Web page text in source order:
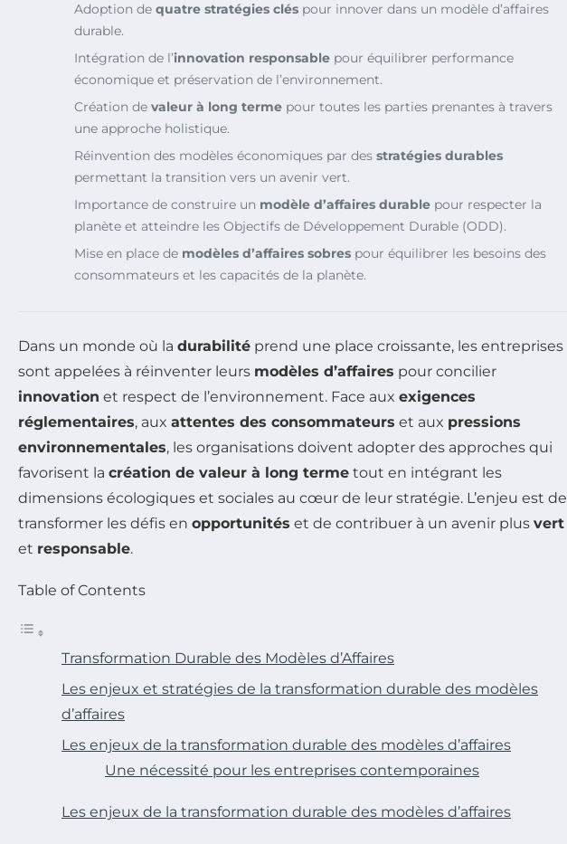
Adoption de quatre stratégies clés pour innover dans un modèle d’affaires
durable.
Intégration de l’innovation responsable pour équilibrer performance
économique et préservation de l’environnement.
Création de valeur à long terme pour toutes les parties prenantes à travers
une approche holistique.
Réinvention des modèles économiques par des stratégies durables
permettant la transition vers un avenir vert.
Importance de construire un modèle d’affaires durable pour respecter la
planète et atteindre les Objectifs de Développement Durable (ODD).
Mise en place de modèles d’affaires sobres pour équilibrer les besoins des
consommateurs et les capacités de la planète.
Dans un monde où la durabilité prend une place croissante, les entreprises
sont appelées à réinventer leurs modèles d’affaires pour concilier
innovation et respect de l’environnement. Face aux exigences
réglementaires, aux attentes des consommateurs et aux pressions
environnementales, les organisations doivent adopter des approches qui
favorisent la création de valeur à long terme tout en intégrant les
dimensions écologiques et sociales au cœur de leur stratégie. L’enjeu est de
transformer les défis en opportunités et de contribuer à un avenir plus vert
et responsable.
Table of Contents
Transformation Durable des Modèles d’Affaires
Les enjeux et stratégies de la transformation durable des modèles
d’affaires
Les enjeux de la transformation durable des modèles d’affaires
Une nécessité pour les entreprises contemporaines
Les enjeux de la transformation durable des modèles d’affaires